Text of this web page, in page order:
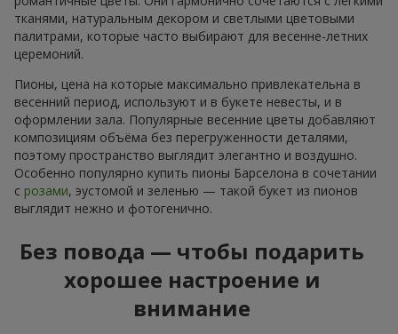
тканями, натуральным декором и светлыми цветовыми
палитрами, которые часто выбирают для весенне-летних
церемоний.
Пионы, цена на которые максимально привлекательна в
весенний период, используют и в букете невесты, и в
оформлении зала. Популярные весенние цветы добавляют
композициям объёма без перегруженности деталями,
поэтому пространство выглядит элегантно и воздушно.
Особенно популярно купить пионы Барселона в сочетании
с розами, эустомой и зеленью — такой букет из пионов
выглядит нежно и фотогенично.
Без повода — чтобы подарить
хорошее настроение и
внимание